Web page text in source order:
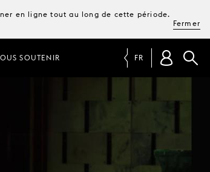
en ligne tout au long de cette période.
Fermer
SOUTENIR FR